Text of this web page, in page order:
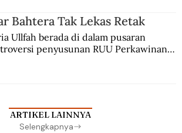
Bahtera Tak Lekas Retak
Ullfah berada di dalam pusaran
penyusunan RUU Perkawinan.
ARTIKEL LAINNYA
Selengkapnya